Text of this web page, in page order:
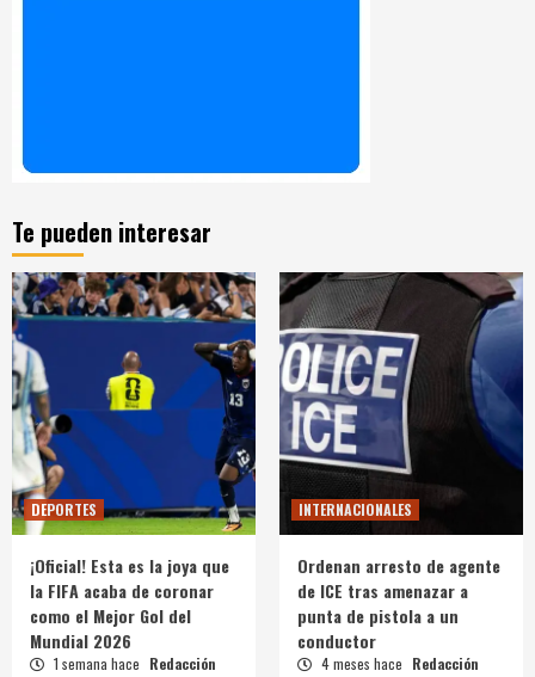
Te pueden interesar
DEPORTES
¡Oficial! Esta es la joya que
la FIFA acaba de coronar
como el Mejor Gol del
Mundial 2026
1 semana hace Redacción
INTERNACIONALES
Ordenan arresto de agente
de ICE tras amenazar a
punta de pistola a un
conductor
4 meses hace Redacción